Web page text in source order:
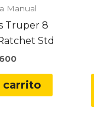
Manual
Truper 8
Std
carrito